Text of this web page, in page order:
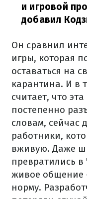
и игровой
добавил
Он сравнил
игры, которая
оставаться на
карантина. И в
считает, что
постепенно
словам, сейчас
работники,
вживую. Даже
превратились в
живое общение
норму.